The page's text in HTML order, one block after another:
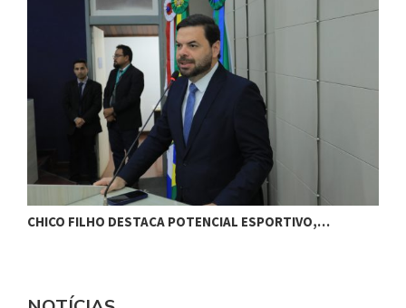
CHICO FILHO DESTACA POTENCIAL ESPORTIVO,…